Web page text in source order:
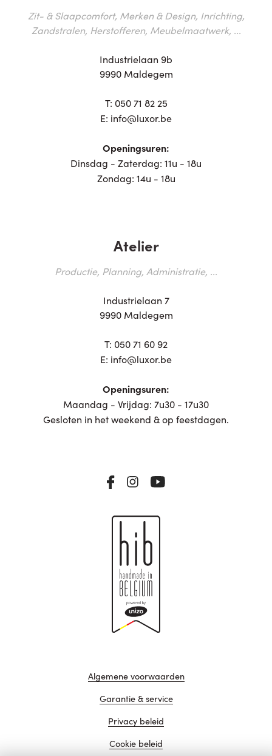
Zit- & Slaapcomfort, Merken & Design, Inrichting,
Zandstralen, Herstofferen, Meubelmaatwerk, ...
Industrielaan 9b
9990 Maldegem
T: 050 71 82 25
E: info@luxor.be
Openingsuren:
Dinsdag - Zaterdag: 11u - 18u
Zondag: 14u - 18u
Atelier
Productie, Planning, Administratie, ...
Industrielaan 7
9990 Maldegem
T: 050 71 60 92
E: info@luxor.be
Openingsuren:
Maandag - Vrijdag: 7u30 - 17u30
Gesloten in het weekend & op feestdagen.
Algemene voorwaarden
Garantie & service
Privacy beleid
Cookie beleid